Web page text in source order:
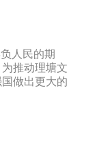
人民的期
推动理塘文
做出更大的